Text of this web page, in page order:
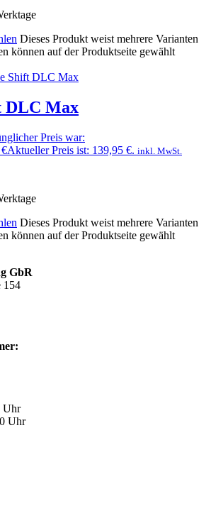
Dieses Produkt weist mehrere Varianten
können auf der Produktseite gewählt
DLC Max
Preis war:
€Aktueller Preis ist: 139,95 €. inkl. MwSt.
Dieses Produkt weist mehrere Varianten
können auf der Produktseite gewählt
GbR
154
Uhr
Uhr